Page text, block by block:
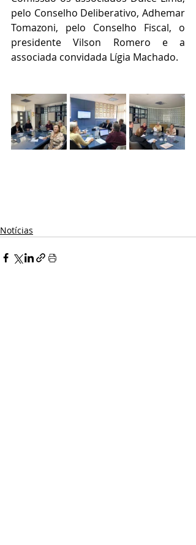
pelo Conselho Deliberativo, Adhemar
Tomazoni, pelo Conselho Fiscal, o
presidente Vilson Romero e a
associada convidada Lígia Machado.
Notícias